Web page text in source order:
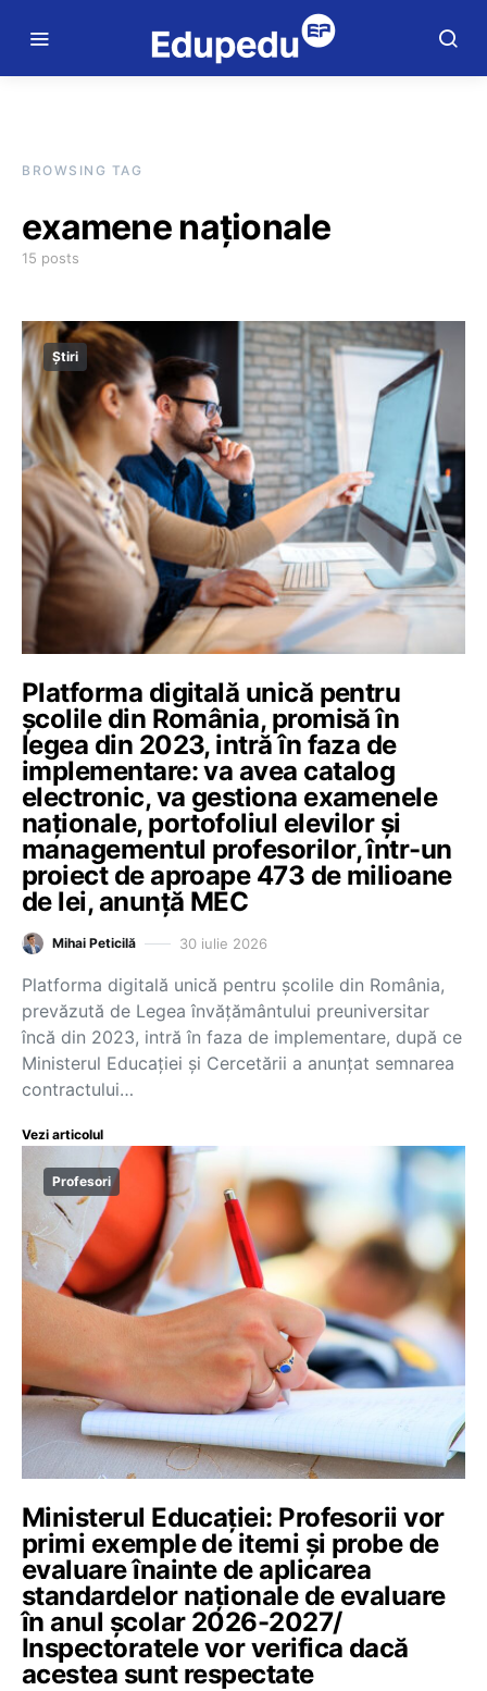
BROWSING TAG
examene naționale
15 posts
Știri
Platforma digitală unică pentru
școlile din România, promisă în
legea din 2023, intră în faza de
implementare: va avea catalog
electronic, va gestiona examenele
naționale, portofoliul elevilor și
managementul profesorilor, într-un
proiect de aproape 473 de milioane
de lei, anunță MEC
Mihai Peticilă 30 iulie 2026
Platforma digitală unică pentru școlile din România,
prevăzută de Legea învățământului preuniversitar
încă din 2023, intră în faza de implementare, după ce
Ministerul Educației și Cercetării a anunțat semnarea
contractului…
Vezi articolul
Profesori
Ministerul Educației: Profesorii vor
primi exemple de itemi și probe de
evaluare înainte de aplicarea
standardelor naționale de evaluare
în anul școlar 2026-2027/
Inspectoratele vor verifica dacă
acestea sunt respectate